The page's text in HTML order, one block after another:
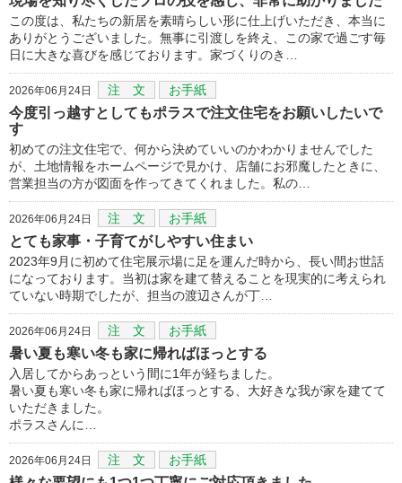
この度は、私たちの新居を素晴らしい形に仕上げいただき、本当に
ありがとうございました。無事に引渡しを終え、この家で過ごす毎
日に大きな喜びを感じております。家づくりのき…
2026年06月24日 注 文 お手紙
今度引っ越すとしてもポラスで注文住宅をお願いしたいで
す
初めての注文住宅で、何から決めていいのかわかりませんでした
が、土地情報をホームページで見かけ、店舗にお邪魔したときに、
営業担当の方が図面を作ってきてくれました。私の…
2026年06月24日 注 文 お手紙
とても家事・子育てがしやすい住まい
2023年9月に初めて住宅展示場に足を運んだ時から、長い間お世話
になっております。当初は家を建て替えることを現実的に考えられ
ていない時期でしたが、担当の渡辺さんが丁…
2026年06月24日 注 文 お手紙
暑い夏も寒い冬も家に帰ればほっとする
入居してからあっという間に1年が経ちました。
暑い夏も寒い冬も家に帰ればほっとする、大好きな我が家を建てて
いただきました。
ポラスさんに…
2026年06月24日 注 文 お手紙